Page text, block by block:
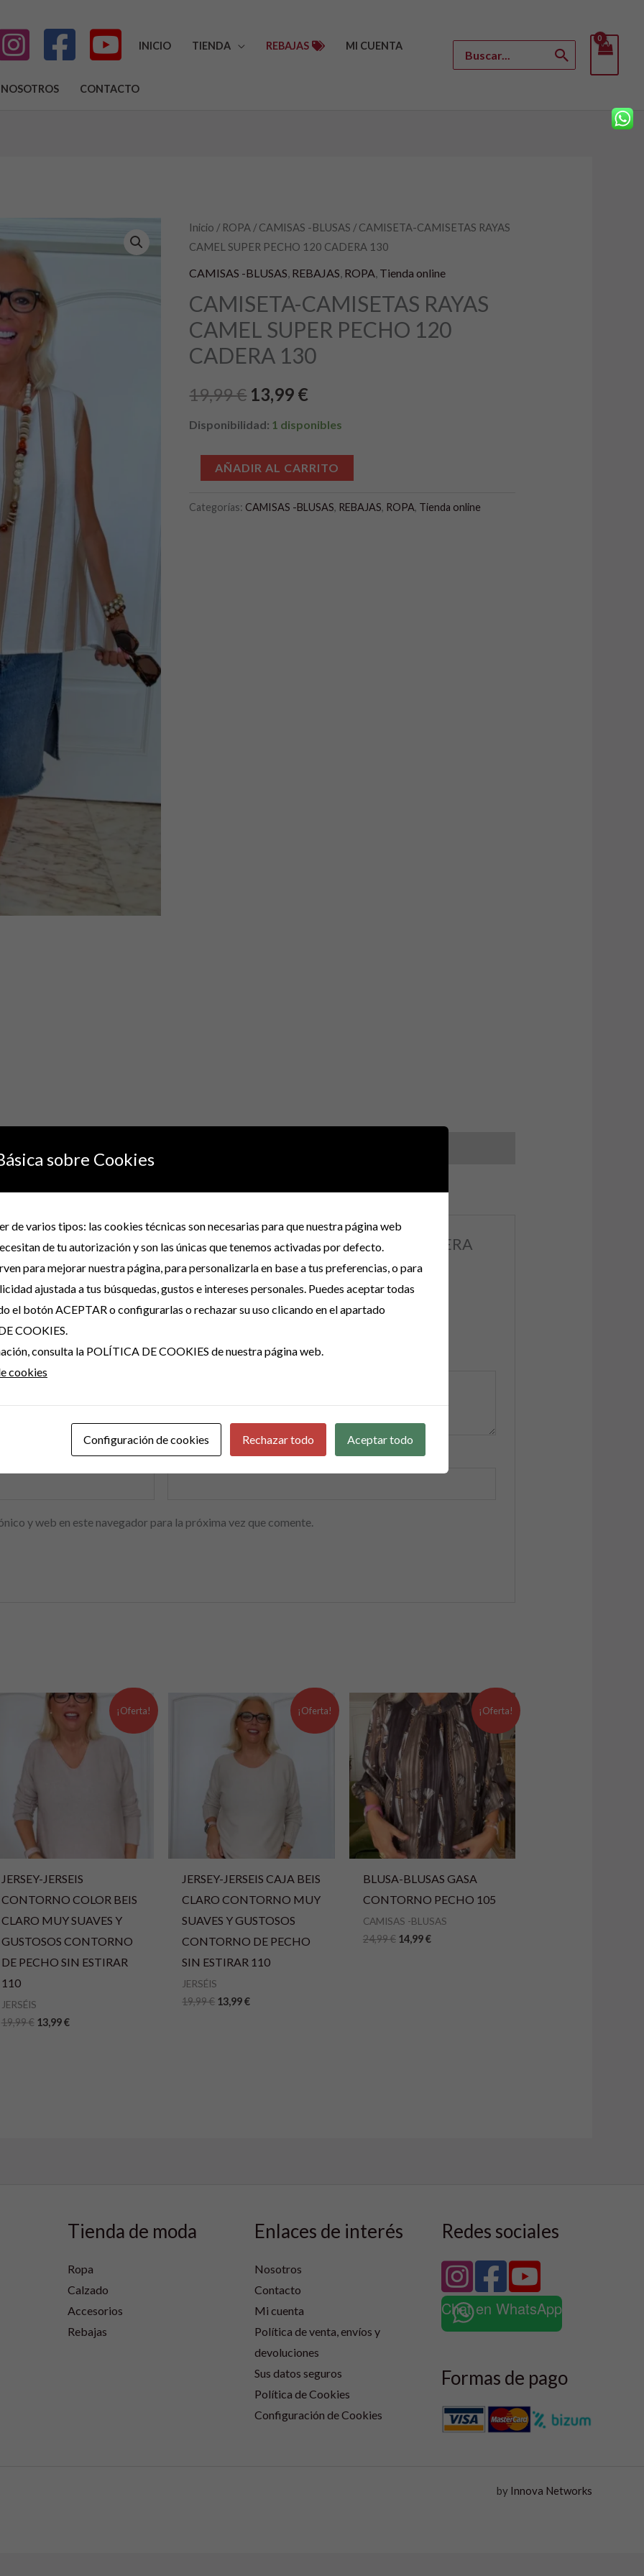
INICIO TIENDA REBAJAS MI CUENTA
NOSOTROS CONTACTO
por:
Inicio / ROPA / CAMISAS -BLUSAS / CAMISETA-CAMISETAS RAYAS
CAMEL SUPER PECHO 120 CADERA 130
CAMISAS -BLUSAS, REBAJAS, ROPA, Tienda online
CAMISETA-CAMISETAS RAYAS
CAMEL SUPER PECHO 120
CADERA 130
19,99€
El
precio
original
era:
19,99 €.
13,99 €
El
precio
actual
es:
13,99 €.
Disponibilidad: 1 disponibles
CAMISETA-
CAMISETAS
RAYAS
SUPER
PECHO
120
130
AÑADIR AL CARRITO
Categorías: CAMISAS -BLUSAS, REBAJAS, ROPA, Tienda online
CAMISETAS RAYAS CAMEL SUPER PECHO 120 CADERA
será publicada. Los campos obligatorios están marcados con*
Correo electrónico*
y web en este navegador para la próxima vez que comente.
¡Oferta!
JERSEY-JERSEIS
CONTORNO COLOR BEIS
CLARO MUY SUAVES Y
GUSTOSOS CONTORNO
DE PECHO SIN ESTIRAR
110
JERSÉIS
19,99€
precio
original
19,99 €.
13,99€
El
precio
13,99 €.
¡Oferta!
JERSEY-JERSEIS CAJA BEIS
CLARO CONTORNO MUY
SUAVES Y GUSTOSOS
CONTORNO DE PECHO
SIN ESTIRAR 110
JERSÉIS
19,99€
precio
original
19,99 €.
13,99€
El
precio
actual
es:
13,99 €.
¡Oferta!
BLUSA-BLUSAS GASA
CONTORNO PECHO 105
CAMISAS -BLUSAS
24,99€
El
precio
original
era:
24,99 €.
14,99€
El
precio
actual
es:
14,99 €.
Tienda de moda
Ropa
Calzado
Accesorios
Rebajas
Enlaces de interés
Nosotros
Contacto
Mi cuenta
Política de venta, envíos y
devoluciones
Sus datos seguros
Política de Cookies
Configuración de Cookies
Redes sociales
Chat en WhatsApp
Formas de pago
by Innova Networks
sobre Cookies
de varios tipos: las cookies técnicas son necesarias para que nuestra página web
de tu autorización y son las únicas que tenemos activadas por defecto.
para mejorar nuestra página, para personalizarla en base a tus preferencias, o para
ajustada a tus búsquedas, gustos e intereses personales. Puedes aceptar todas
el botón ACEPTAR o configurarlas o rechazar su uso clicando en el apartado
COOKIES.
consulta la POLÍTICA DE COOKIES de nuestra página web.
cookies
Configuración de cookies Rechazar todo Aceptar todo